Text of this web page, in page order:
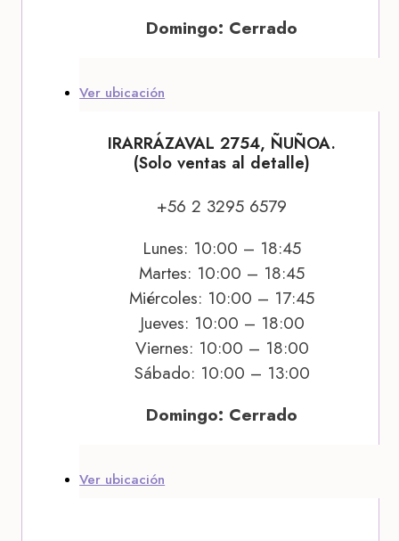
Domingo: Cerrado
Ver ubicación
IRARRÁZAVAL 2754, ÑUÑOA.
(Solo ventas al detalle)
+56 2 3295 6579
Lunes: 10:00 – 18:45
Martes: 10:00 – 18:45
Miércoles: 10:00 – 17:45
Jueves: 10:00 – 18:00
Viernes: 10:00 – 18:00
Sábado: 10:00 – 13:00
Domingo: Cerrado
Ver ubicación